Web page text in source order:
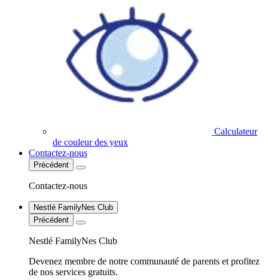
Calculateur
de couleur des yeux
Contactez-nous
Précédent
Contactez-nous
Nestlé FamilyNes Club
Précédent
Nestlé FamilyNes Club
Devenez membre de notre communauté de parents et profitez
de nos services gratuits.